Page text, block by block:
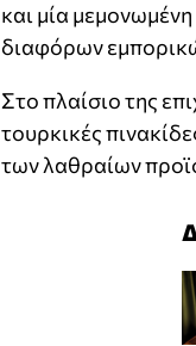
και μία
διαφόρων
Στο πλαίσιο της
τουρκικές
των λαθραίων